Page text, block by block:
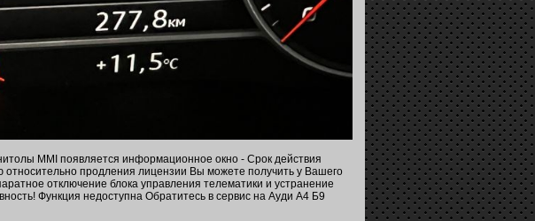
MMI появляется информационное окно - Срок действия
продления лицензии Вы можете получить у Вашего
отключение блока управления телематики и устранение
Функция недоступна Обратитесь в сервис на Ауди А4 Б9